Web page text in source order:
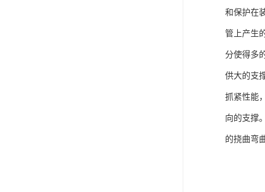
和保护在
管上产生
分使得多
供大的支
抓紧性能
向的支撑
的挠曲弯